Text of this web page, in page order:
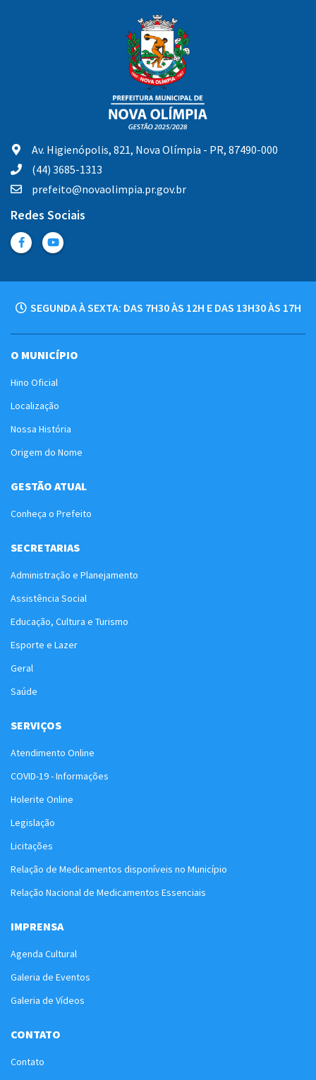
Av. Higienópolis, 821, Nova Olímpia - PR, 87490-000
(44) 3685-1313
prefeito@novaolimpia.pr.gov.br
Redes Sociais
SEGUNDA À SEXTA: DAS 7H30 ÀS 12H E DAS 13H30 ÀS 17H
O MUNICÍPIO
Hino Oficial
Localização
Nossa História
Origem do Nome
GESTÃO ATUAL
Conheça o Prefeito
SECRETARIAS
Administração e Planejamento
Assistência Social
Educação, Cultura e Turismo
Esporte e Lazer
Geral
Saúde
SERVIÇOS
Atendimento Online
COVID-19 - Informações
Holerite Online
Legislação
Licitações
Relação de Medicamentos disponíveis no Município
Relação Nacional de Medicamentos Essenciais
IMPRENSA
Agenda Cultural
Galeria de Eventos
Galeria de Vídeos
CONTATO
Contato